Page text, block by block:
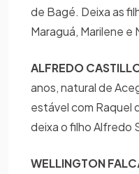
de Bagé. Deixa as
Maraguá, Marilene e
ALFREDO
anos, natural de
estável com Raquel
deixa o filho Alfredo
WELLINGTON